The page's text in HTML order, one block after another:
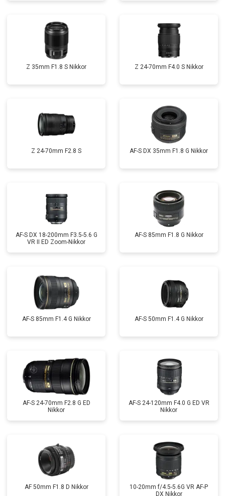
Z 35mm F1.8 S Nikkor Z 24-70mm F4.0 S Nikkor
Z 24-70mm F2.8 S AF-S DX 35mm F1.8 G Nikkor
AF-S DX 18-200mm F3.5-5.6 G
VR II ED Zoom-Nikkor
AF-S 85mm F1.8 G Nikkor
AF-S 85mm F1.4 G Nikkor AF-S 50mm F1.4 G Nikkor
AF-S 24-70mm F2.8 G ED
Nikkor
AF-S 24-120mm F4.0 G ED VR
Nikkor
AF 50mm F1.8 D Nikkor
10-20mm f/4.5-5.6G VR AF-P
DX Nikkor